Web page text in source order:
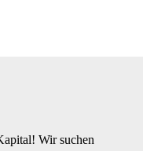
Wir suchen